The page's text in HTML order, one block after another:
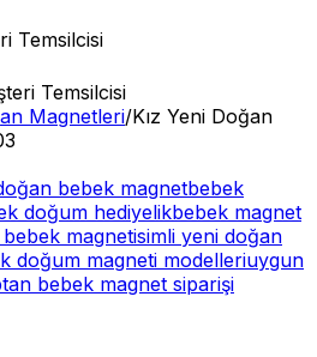
Temsilcisi
Temsilcisi
Magnetleri/Kız Yeni Doğan
bebek magnetbebek
doğum hediyelikbebek magnet
bebek magnetisimli yeni doğan
doğum magneti modelleriuygun
bebek magnet siparişi